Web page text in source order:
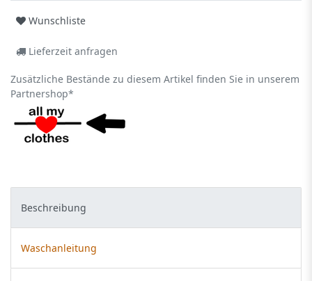
Wunschliste
Lieferzeit anfragen
Zusätzliche Bestände zu diesem Artikel finden Sie in unserem
Partnershop*
Beschreibung
Waschanleitung